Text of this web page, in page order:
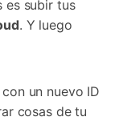
es subir tus
. Y luego
un nuevo ID
cosas de tu